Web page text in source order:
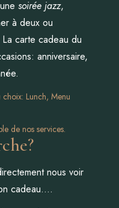
soirée jazz,
à deux ou
carte cadeau du
anniversaire,
Lunch, Menu
de nos services.
nous voir
cadeau….